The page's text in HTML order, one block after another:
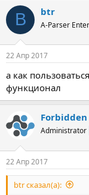
к
и
B btr
A-Parser
22 Апр 2017
а как
функционал
Forbidden
Administrator
22 Апр 2017
btr сказал(а):